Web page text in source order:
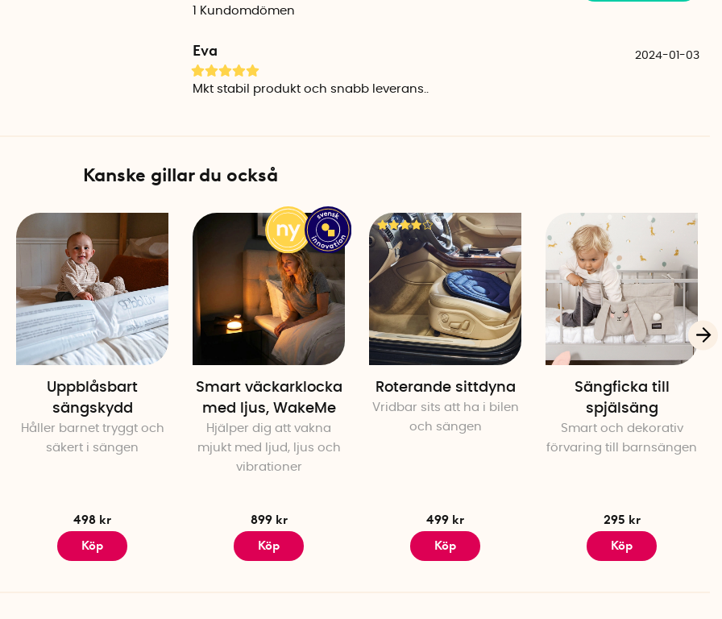
mellan lite lägre klossar som höjer upp möbeln 7 cm (Small) och lite högre klossar
som höjer upp möbeln 22 cm (Large).
Förhöjningsklossar, Small 4-pack
Bredd urfasning: 2,9 cm
Maxbelastning: 150 kg
Förhöjningsklossar, Large 4-pack
Mått: 25,5 cm x 22 cm x 22 cm
Höjer upp möbeln: 22 cm / 23 cm
Innermått högst upp: 9,7 cm x 9,7 cm
Bredd urfasning: 2,9 cm
Vikt: 1 st kloss väger 520 gram
Maxbelastning: 150 kg
Kundomdömen
Eva 2024-01-03
Mkt stabil produkt och snabb leverans..
Kanske gillar du också
Uppblåsbart
sängskydd
Håller barnet tryggt och
säkert i sängen
498 kr
Köp
Smart väckarklocka
med ljus, WakeMe
Hjälper dig att vakna
mjukt med ljud, ljus och
vibrationer
899 kr
Köp
Roterande sittdyna
Vridbar sits att ha i bilen
och sängen
499 kr
Köp
Sängficka till
spjälsäng
Smart och dekorativ
förvaring till barnsängen
295 kr
Köp